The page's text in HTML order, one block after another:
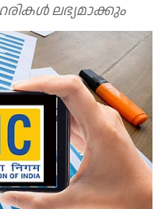
ലഭ്യമാക്കും